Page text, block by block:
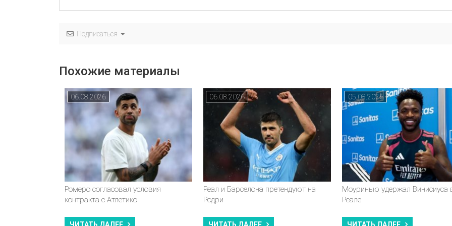
Подписаться
Похожие материалы
06.08.2026
Ромеро согласовал условия
контракта с Атлетико
06.08.2026
Реал и Барселона претендуют на
Родри
05.08.2026
Моуринью удержал Винисиуса
Реале